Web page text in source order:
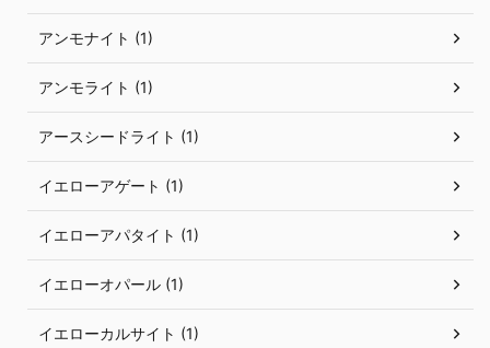
アンモナイト (1)
アンモライト (1)
アースシードライト (1)
イエローアゲート (1)
イエローアパタイト (1)
イエローオパール (1)
イエローカルサイト (1)